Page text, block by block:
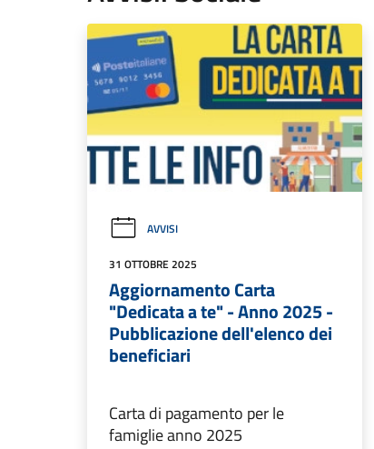
AVVISI
31 OTTOBRE 2025
Aggiornamento Carta
"Dedicata a te" - Anno 2025 -
Pubblicazione dell'elenco dei
beneficiari
Carta di pagamento per le
famiglie anno 2025